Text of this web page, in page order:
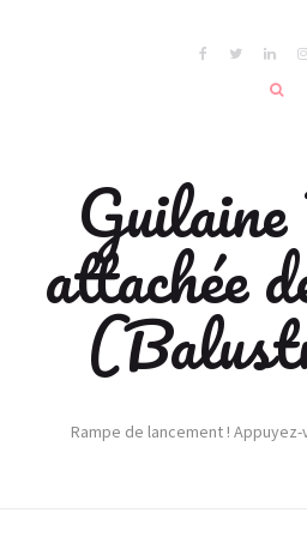
attachée
Rampe de lancement !